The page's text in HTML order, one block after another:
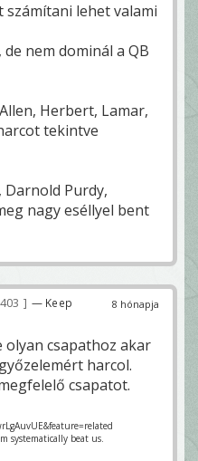
számítani lehet valami
nem dominál a QB
Herbert, Lamar,
tekintve
Darnold Purdy,
nagy eséllyel bent
8 hónapja
— Keep
olyan csapathoz akar
harcol.
csapatot.
systematically beat us.